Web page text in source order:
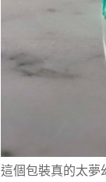
這個包裝真的太夢